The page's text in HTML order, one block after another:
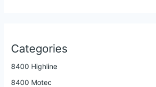
Categories
8400 Highline
8400 Motec